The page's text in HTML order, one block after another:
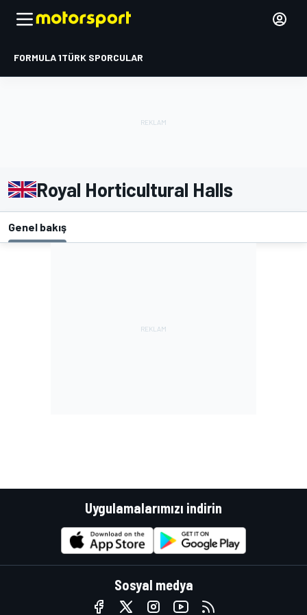
FORMULA 1TÜRK SPORCULAR
Royal Horticultural Halls
Genel bakış
Uygulamalarımızı indirin
Sosyal medya